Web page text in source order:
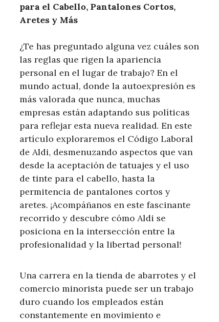
para el Cabello, Pantalones Cortos,
Aretes y Más
¿Te has preguntado alguna vez cuáles son
las reglas que rigen la apariencia
personal en el lugar de trabajo? En el
mundo actual, donde la autoexpresión es
más valorada que nunca, muchas
empresas están adaptando sus políticas
para reflejar esta nueva realidad. En este
artículo exploraremos el Código Laboral
de Aldi, desmenuzando aspectos que van
desde la aceptación de tatuajes y el uso
de tinte para el cabello, hasta la
permitencia de pantalones cortos y
aretes. ¡Acompáñanos en este fascinante
recorrido y descubre cómo Aldi se
posiciona en la intersección entre la
profesionalidad y la libertad personal!
Una carrera en la tienda de abarrotes y el
comercio minorista puede ser un trabajo
duro cuando los empleados están
constantemente en movimiento e